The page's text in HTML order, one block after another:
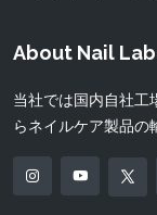
About Nail
当社では国内自社工
らネイルケア製品の